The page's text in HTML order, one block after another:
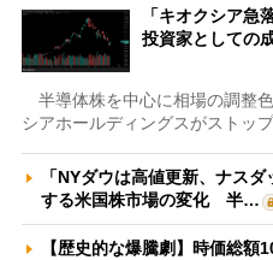
「キオクシア
投資家としての
半導体株を中心に相場の調整
シアホールディングスがストッ
「NYダウは高値更新、ナス
する米国株市場の変化 半…
【歴史的な爆騰劇】時価総額